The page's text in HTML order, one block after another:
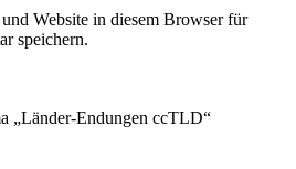
Website in diesem Browser für
speichern.
„Länder-Endungen ccTLD“